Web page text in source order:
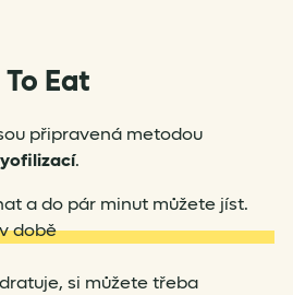
Eat
připravená metodou
.
a do pár minut můžete jíst.
době
si můžete třeba